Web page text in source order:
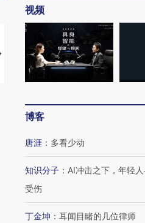
【推广】走进第四届链博
会，让数智科技“链”接产
【特别呈现】
有意思的生活
视频
博客
唐涯 ： 多看少动
知识分子 ： AI冲击之下，年轻
受伤
丁金坤 ： 耳闻目睹的几位律师